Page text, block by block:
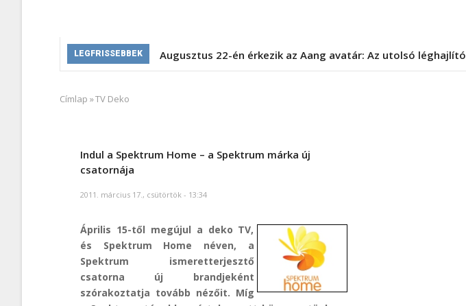
LEGFRISSEBBEK Augusztus 22-én érkezik az Aang avatár: Az utolsó léghajlító
Morzsa
Címlap »TV Deko
Indul a Spektrum Home – a Spektrum márka új
csatornája
2011. március 17., csütörtök - 13:34
Április 15-től megújul a deko TV,
és Spektrum Home néven, a
Spektrum ismeretterjesztő
csatorna új brandjeként
szórakoztatja tovább nézőit. Míg